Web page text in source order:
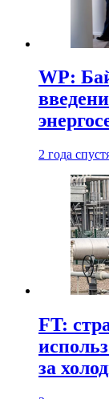
WP:
2 года
FT:
за